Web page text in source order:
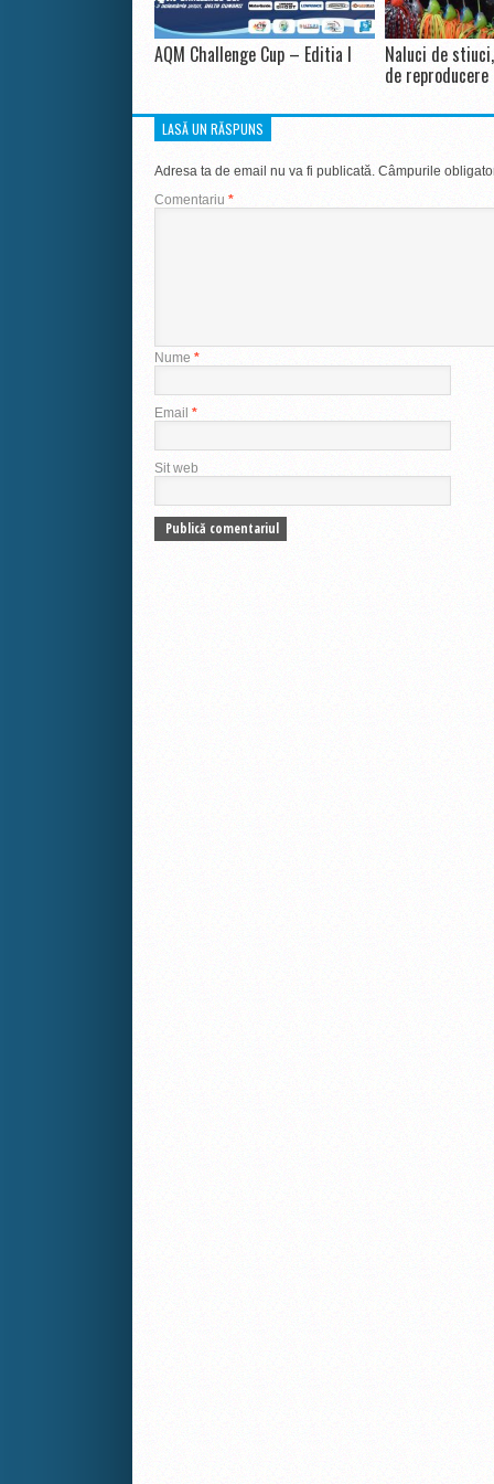
AQM Challenge Cup – Editia I Naluci de
de reproducere
LASĂ UN RĂSPUNS
Adresa ta de email nu va fi publicată. Câmpurile
Comentariu *
Nume *
Email *
Sit web